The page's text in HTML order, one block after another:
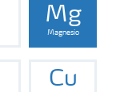
Mg
Magnesio
Cu